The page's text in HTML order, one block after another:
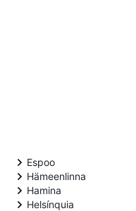
Espoo
Hämeenlinna
Hamina
Helsínquia